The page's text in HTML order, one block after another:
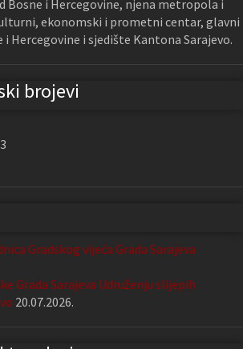
Bosne i Hercegovine, njena metropola i
ekonomski i prometni centar, glavni
i Hercegovine i sjedište Kantona Sarajevo.
brojevi
Gradskog vijeća Grada Sarajeva
Grada Sarajeva Udruženju slijepih
20.07.2026.